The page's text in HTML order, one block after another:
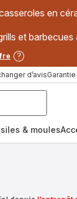
en
et
d’avis
& moules